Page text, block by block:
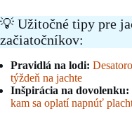
💡 Užitočné tipy pre
začiatočníkov:
Pravidlá na lodi:
týždeň na jachte
Inšpirácia na dovolenku:
kam sa oplatí napnúť